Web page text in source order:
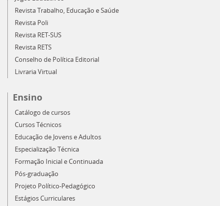
Revista Trabalho, Educação e Saúde
Revista Poli
Revista RET-SUS
Revista RETS
Conselho de Política Editorial
Livraria Virtual
Ensino
Catálogo de cursos
Cursos Técnicos
Educação de Jovens e Adultos
Especialização Técnica
Formação Inicial e Continuada
Pós-graduação
Projeto Político-Pedagógico
Estágios Curriculares